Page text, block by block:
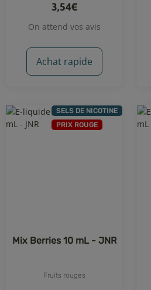
3,54€
On attend vos avis
Achat rapide
SELS DE NICOTINE
PRIX ROUGE
Mix Berries 10 mL - JNR
Fruits rouges